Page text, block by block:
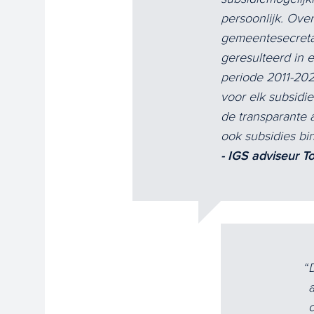
persoonlijk.
geresulteerd in
periode 2011-
voor elk
de transparante
ook subsidies
- IGS adviseur